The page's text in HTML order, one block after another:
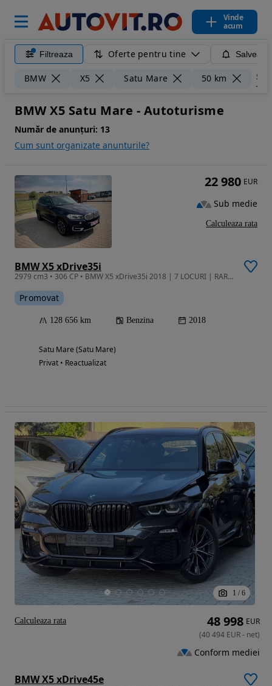
Vinde
acum
Filtreaza Oferte pentru tine
BMW X5 Satu Mare 50 km
BMW X5 Satu Mare - Autoturisme
Număr de anunțuri: 13
Cum sunt organizate anunturile?
BMW X5 xDrive35i
2979 cm3 • 306 CP • BMW X5 xDrive35i 2018 | 7 LOCURI | RAR Efectuat | Revizie totatala
Promovat
128 656 km Benzina 2018
Satu Mare (Satu Mare)
Privat • Reactualizat
22 980 EUR
Sub medie
Calculeaza rata
1 / 6
BMW X5 xDrive45e
48 998 EUR
(40 494 EUR- net)
Conform mediei
Calculeaza rata